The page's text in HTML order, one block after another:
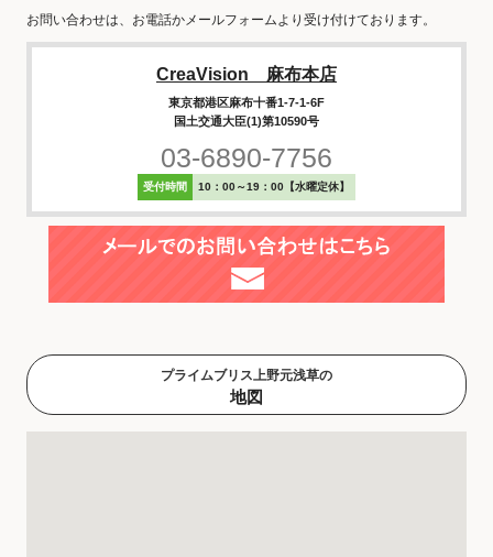
お問い合わせは、お電話かメールフォームより受け付けております。
CreaVision 麻布本店
東京都港区麻布十番1-7-1-6F
国土交通大臣(1)第10590号
03-6890-7756
受付時間 10：00～19：00【水曜定休】
プライムブリス上野元浅草の
地図